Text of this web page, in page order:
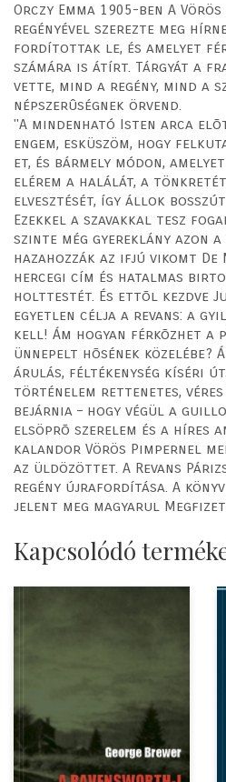
Orczy Emma 1905-ben A
regényével szerezte meg
fordítottak le, és amelyet
számára is átírt. Tárgyát a
vette, mind a regény, mind a
népszerûségnek örvend.
"A mindenható Isten arca
engem, esküszöm, hogy
et, és bármely módon,
elérem a halálát, a
elvesztését, így állok
Ezekkel a szavakkal tesz
szinte még gyereklány azon
hazahozzák az ifjú vikomt De
hercegi cím és hatalmas
holttestét. És ettõl kezdve
egyetlen célja a revans: a
kell! Ám hogyan férkõzhet a
ünnepelt hõsének közelébe?
árulás, féltékenység kíséri
történelem rettenetes, véres
bejárnia – hogy végül a
elsöprõ szerelem és a híres
kalandor Vörös Pimpernel
az üldözöttet. A Revans
regény újrafordítása. A
jelent meg magyarul
Kapcsolódó